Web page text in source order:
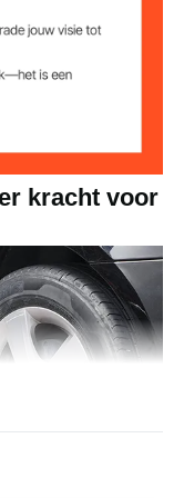
kracht voor